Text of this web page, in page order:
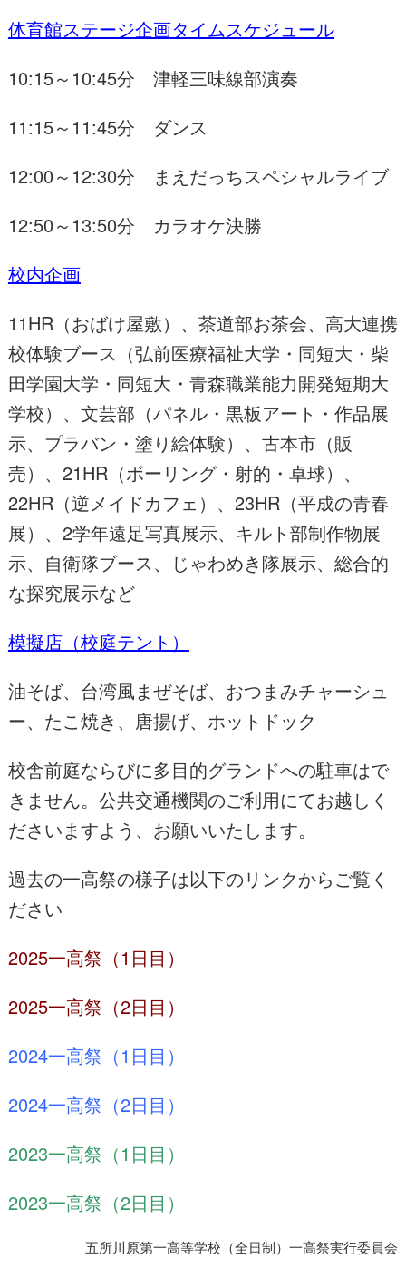
体育館ステージ企画タイムスケジュール
10:15～10:45分 津軽三味線部演奏
11:15～11:45分 ダンス
12:00～12:30分 まえだっちスペシャルライブ
12:50～13:50分 カラオケ決勝
校内企画
11HR（おばけ屋敷）、茶道部お茶会、高大連携
校体験ブース（弘前医療福祉大学・同短大・柴
田学園大学・同短大・青森職業能力開発短期大
学校）、文芸部（パネル・黒板アート・作品展
示、プラバン・塗り絵体験）、古本市（販
売）、21HR（ボーリング・射的・卓球）、
22HR（逆メイドカフェ）、23HR（平成の青春
展）、2学年遠足写真展示、キルト部制作物展
示、自衛隊ブース、じゃわめき隊展示、総合的
な探究展示など
模擬店（校庭テント）
油そば、台湾風まぜそば、おつまみチャーシュ
ー、たこ焼き、唐揚げ、ホットドック
校舎前庭ならびに多目的グランドへの駐車はで
きません。公共交通機関のご利用にてお越しく
ださいますよう、お願いいたします。
過去の一高祭の様子は以下のリンクからご覧く
ださい
2025一高祭（1日目）
2025一高祭（2日目）
2024一高祭（1日目）
2024一高祭（2日目）
2023一高祭（1日目）
2023一高祭（2日目）
五所川原第一高等学校（全日制）一高祭実行委員会